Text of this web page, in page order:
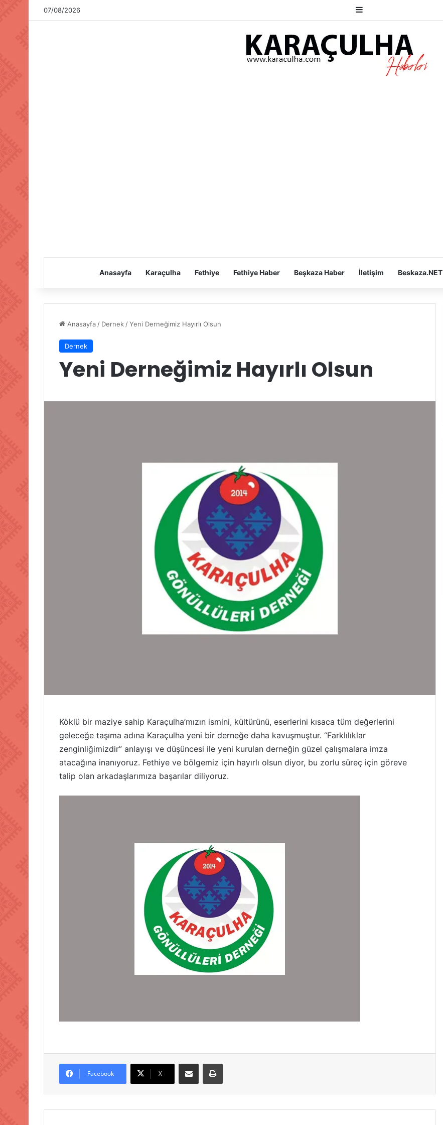
07/08/2026 Kenar Bölmesi
Anasayfa Karaçulha Fethiye Fethiye Haber Beşkaza Haber İletişim Beskaza.NET
Anasayfa / Dernek /Yeni Derneğimiz Hayırlı Olsun
Dernek
Yeni Derneğimiz Hayırlı Olsun
Köklü bir maziye sahip Karaçulha’mızın ismini, kültürünü, eserlerini kısaca tüm değerlerini
geleceğe taşıma adına Karaçulha yeni bir derneğe daha kavuşmuştur. “Farklılıklar
zenginliğimizdir” anlayışı ve düşüncesi ile yeni kurulan derneğin güzel çalışmalara imza
atacağına inanıyoruz. Fethiye ve bölgemiz için hayırlı olsun diyor, bu zorlu süreç için göreve
talip olan arkadaşlarımıza başarılar diliyoruz.
Facebook X
E-Posta ile paylaş Yazdır